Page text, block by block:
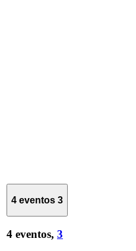
4 eventos 3
4 eventos, 3